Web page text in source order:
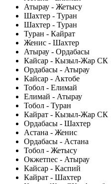
Атырау - Жетысу
Шахтер - Туран
Шахтер - Туран
Туран - Кайрат
Женис - Шахтер
Атырау - Ордабасы
Кайсар - Кызыл-Жар СК
Ордабасы - Атырау
Кайсар - Актобе
Тобол - Елимай
Елимай - Атырау
Тобол - Туран
Кайрат - Кызыл-Жар СК
Ордабасы - Шахтер
Астана - Женис
Ордабасы - Астана
Тобол - Жетысу
Окжетпес - Атырау
Кайсар - Каспий
Кайрат - Шахтер